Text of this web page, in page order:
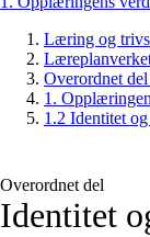
Læring og
Overordnet
1.
1.2 Identitet
Overordnet del
Identitet